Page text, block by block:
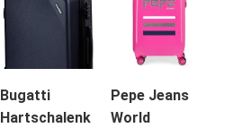
Bugatti
Hartschalenk
Pepe Jeans
World